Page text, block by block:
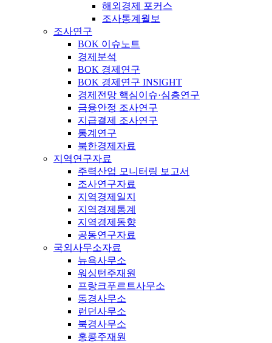
해외경제 포커스
조사통계월보
조사연구
BOK 이슈노트
경제분석
BOK 경제연구
BOK 경제연구 INSIGHT
경제전망 핵심이슈·심층연구
금융안정 조사연구
지급결제 조사연구
통계연구
북한경제자료
지역연구자료
주력산업 모니터링 보고서
조사연구자료
지역경제일지
지역경제통계
지역경제동향
공동연구자료
국외사무소자료
뉴욕사무소
워싱턴주재원
프랑크푸르트사무소
동경사무소
런던사무소
북경사무소
홍콩주재원